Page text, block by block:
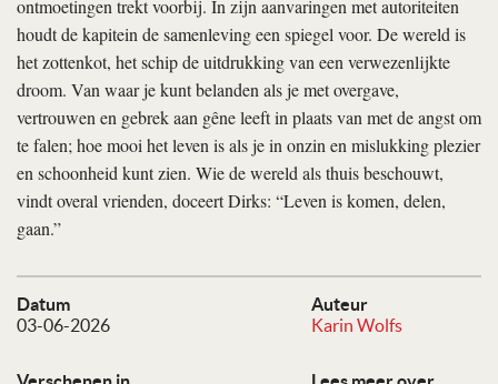
Datum
03-06-2026
Auteur
Karin Wolfs
ontmoetingen trekt voorbij. In zijn aanvaringen met autoriteiten
houdt de kapitein de samenleving een spiegel voor. De wereld is
het zottenkot, het schip de uitdrukking van een verwezenlijkte
droom. Van waar je kunt belanden als je met overgave,
vertrouwen en gebrek aan gêne leeft in plaats van met de angst om
te falen; hoe mooi het leven is als je in onzin en mislukking plezier
en schoonheid kunt zien. Wie de wereld als thuis beschouwt,
vindt overal vrienden, doceert Dirks: “Leven is komen, delen,
gaan.”